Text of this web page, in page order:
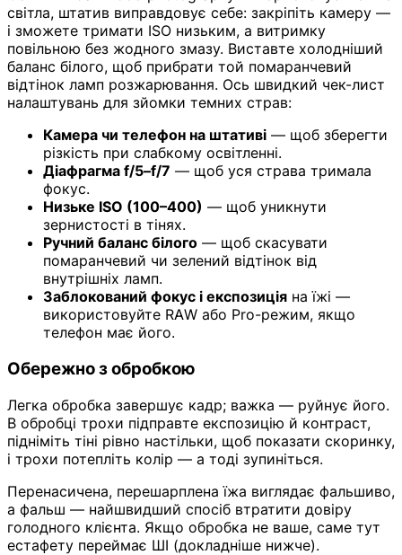
світла, штатив виправдовує себе: закріпіть камеру —
і зможете тримати ISO низьким, а витримку
повільною без жодного змазу. Виставте холодніший
баланс білого, щоб прибрати той помаранчевий
відтінок ламп розжарювання. Ось швидкий чек-лист
налаштувань для зйомки темних страв:
Камера чи телефон на штативі — щоб зберегти
різкість при слабкому освітленні.
Діафрагма f/5–f/7 — щоб уся страва тримала
фокус.
Низьке ISO (100–400) — щоб уникнути
зернистості в тінях.
Ручний баланс білого — щоб скасувати
помаранчевий чи зелений відтінок від
внутрішніх ламп.
Заблокований фокус і експозиція на їжі —
використовуйте RAW або Pro-режим, якщо
телефон має його.
Обережно з обробкою
Легка обробка завершує кадр; важка — руйнує його.
В обробці трохи підправте експозицію й контраст,
підніміть тіні рівно настільки, щоб показати скоринку,
і трохи потепліть колір — а тоді зупиніться.
Перенасичена, перешарплена їжа виглядає фальшиво,
а фальш — найшвидший спосіб втратити довіру
голодного клієнта. Якщо обробка не ваше, саме тут
естафету переймає ШІ (докладніше нижче).